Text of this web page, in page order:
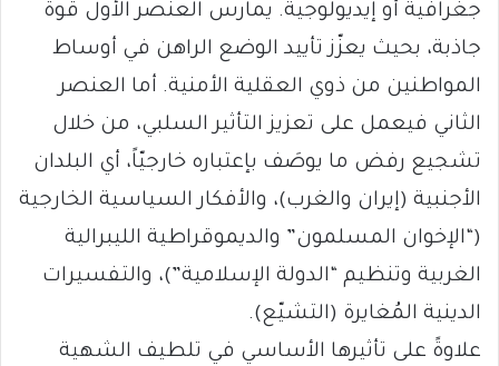
جغرافية أو إيديولوجية. يمارس العنصر الأول قوة
جاذبة، بحيث يعزّز تأييد الوضع الراهن في أوساط
المواطنين من ذوي العقلية الأمنية. أما العنصر
الثاني فيعمل على تعزيز التأثير السلبي، من خلال
تشجيع رفض ما يوصَف بإعتباره خارجيّاً، أي البلدان
الأجنبية (إيران والغرب)، والأفكار السياسية الخارجية
(“الإخوان المسلمون” والديموقراطية الليبرالية
الغربية وتنظيم “الدولة الإسلامية”)، والتفسيرات
الدينية المُغايرة (التشيّع).
علاوةً على تأثيرها الأساسي في تلطيف الشهية